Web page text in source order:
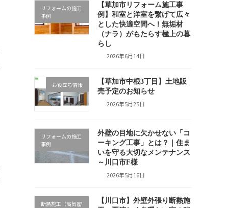
リフォームの施工
事例
【草加市リフォーム施工事
例】和室と洋室を繋げて広々
とした快適空間へ！無垢材
（ナラ）がもたらす極上の暮
らし
2026年6月14日
お役立ち情報
【草加市中根3丁目】土地販
売予定のお知らせ
2026年5月25日
リフォームの施工
事例
外壁の目地に欠かせない「コ
ーキング工事」とは？｜住ま
いを守る大切なメンテナンス
～川口市F様
2026年5月16日
断熱施工（高気密
【川口市】外壁外張り断熱施